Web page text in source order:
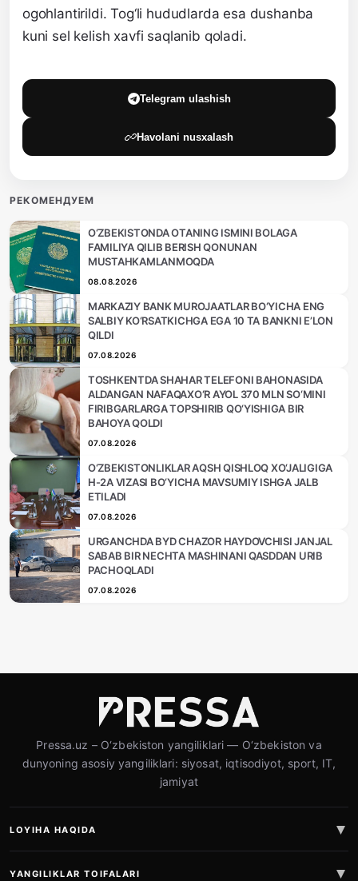
ogohlantirildi. Tog‘li hududlarda esa dushanba
kuni sel kelish xavfi saqlanib qoladi.
Telegram ulashish
Havolani nusxalash
РЕКОМЕНДУЕМ
O‘ZBEKISTONDA OTANING ISMINI BOLAGA
FAMILIYA QILIB BERISH QONUNAN
MUSTAHKAMLANMOQDA
08.08.2026
MARKAZIY BANK MUROJAATLAR BO‘YICHA ENG
SALBIY KO‘RSATKICHGA EGA 10 TA BANKNI E’LON
QILDI
07.08.2026
TOSHKENTDA SHAHAR TELEFONI BAHONASIDA
ALDANGAN NAFAQAXO‘R AYOL 370 MLN SO‘MINI
FIRIBGARLARGA TOPSHIRIB QO‘YISHIGA BIR
BAHOYA QOLDI
07.08.2026
O‘ZBEKISTONLIKLAR AQSH QISHLOQ XO‘JALIGIGA
H-2A VIZASI BO‘YICHA MAVSUMIY ISHGA JALB
ETILADI
07.08.2026
URGANCHDA BYD CHAZOR HAYDOVCHISI JANJAL
SABAB BIR NECHTA MASHINANI QASDDAN URIB
PACHOQLADI
07.08.2026
Pressa.uz – O‘zbekiston yangiliklari — O‘zbekiston va
dunyoning asosiy yangiliklari: siyosat, iqtisodiyot, sport, IT,
jamiyat
LOYIHA HAQIDA
YANGILIKLAR TOIFALARI